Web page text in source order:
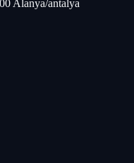
Alanya/antalya